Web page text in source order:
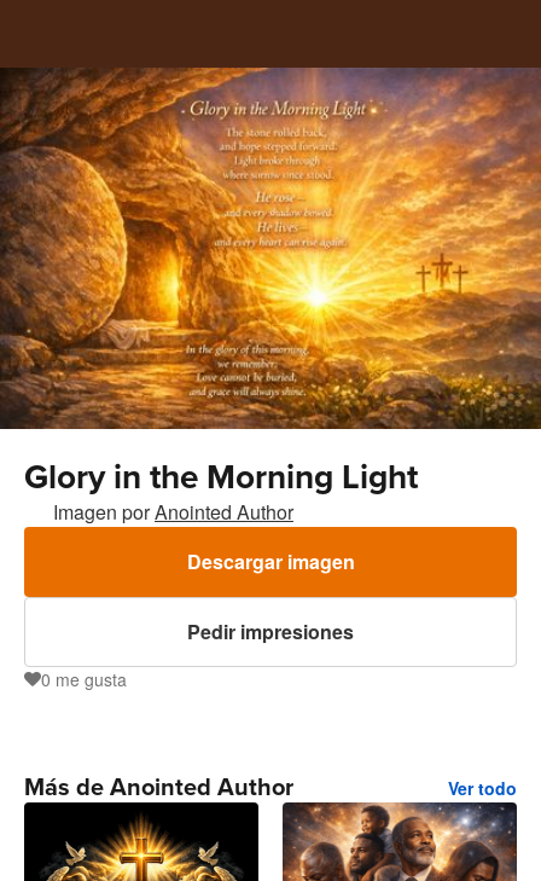
Glory in the Morning Light
Imagen porAnointed Author
Descargar imagen
Pedir impresiones
0 me gusta
Más de Anointed Author Ver todo